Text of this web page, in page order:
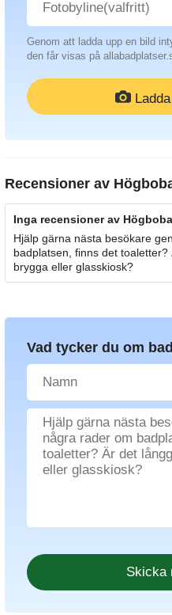
Genom att ladda upp en bild
den får visas på
Recensioner av
Inga recensioner av
Hjälp gärna nästa besökare
badplatsen, finns det
brygga eller glasskiosk?
Vad tycker du om